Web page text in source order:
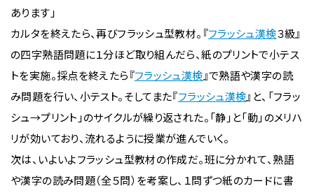
あります」
カルタを終えたら、再びフラッシュ型教材。『フラッシュ漢検３級』
の四字熟語問題に１分ほど取り組んだら、紙のプリントで小テス
トを実施。採点を終えたら『フラッシュ漢検』で熟語や漢字の読
み問題を行い、小テスト。そしてまた『フラッシュ漢検』と、「フラッ
シュ→プリント」のサイクルが繰り返された。「静」と「動」のメリハ
リが効いており、流れるように授業が進んでいく。
次は、いよいよフラッシュ型教材の作成だ。班に分かれて、熟語
や漢字の読み問題（全５問）を考案し、１問ずつ紙のカードに書